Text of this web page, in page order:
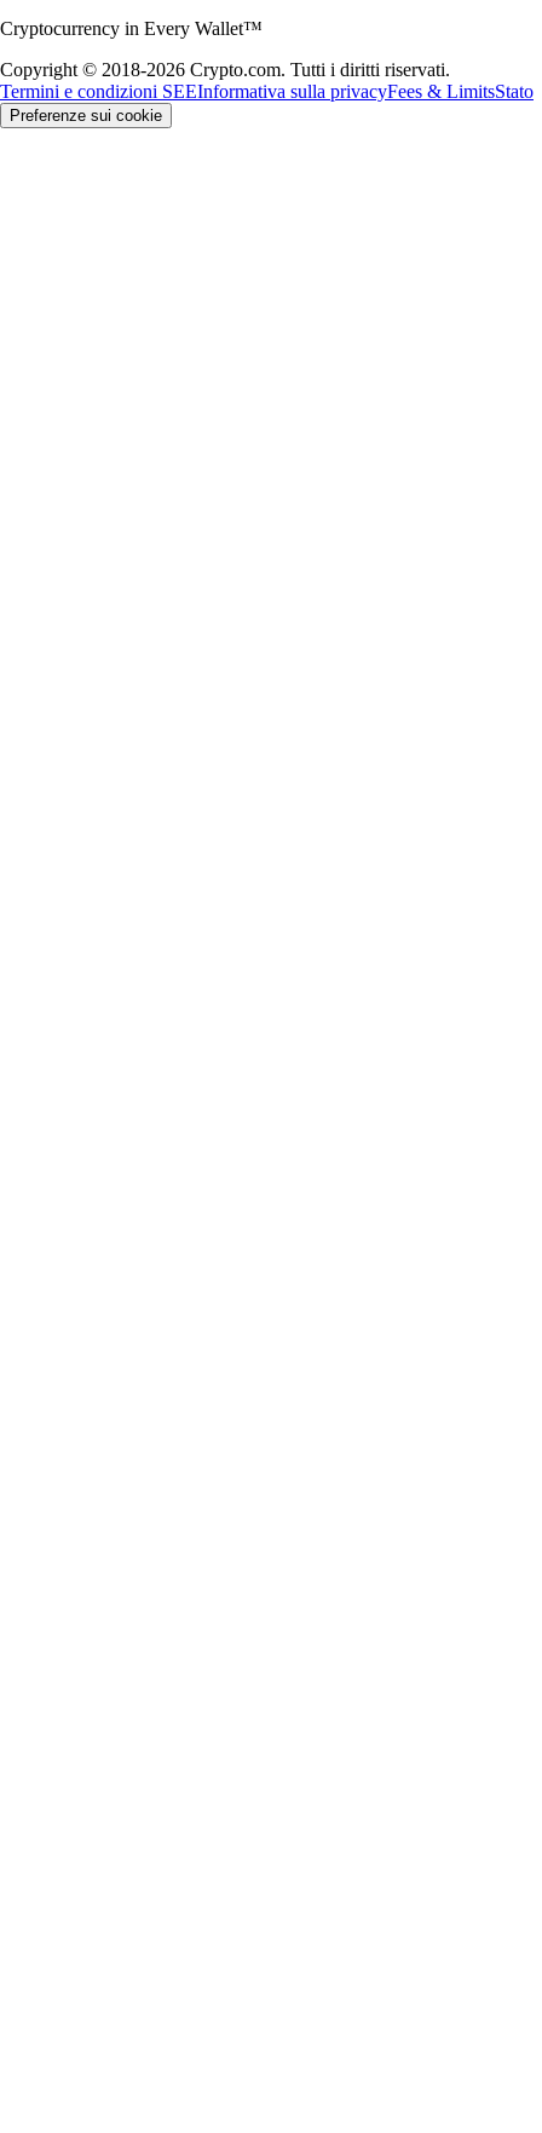
Cryptocurrency in Every Wallet™
Copyright © 2018-2026 Crypto.com. Tutti i diritti riservati.
Termini e condizioni SEEInformativa sulla privacyFees & LimitsStato
Preferenze sui cookie